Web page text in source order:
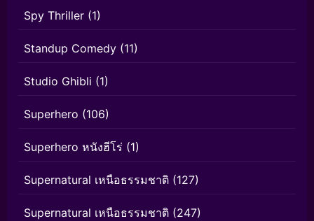
Spy Thriller (1)
Standup Comedy (11)
Studio Ghibli (1)
Superhero (106)
Superhero หนังฮีโร่ (1)
Supernatural เหนือธรรมชาติ (127)
Supernatural เหนือธรรมชาติ (247)